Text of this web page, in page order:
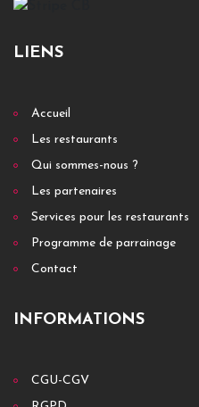
LIENS
Accueil
Les restaurants
Qui sommes-nous ?
Les partenaires
Services pour les restaurants
Programme de parrainage
Contact
INFORMATIONS
CGU-CGV